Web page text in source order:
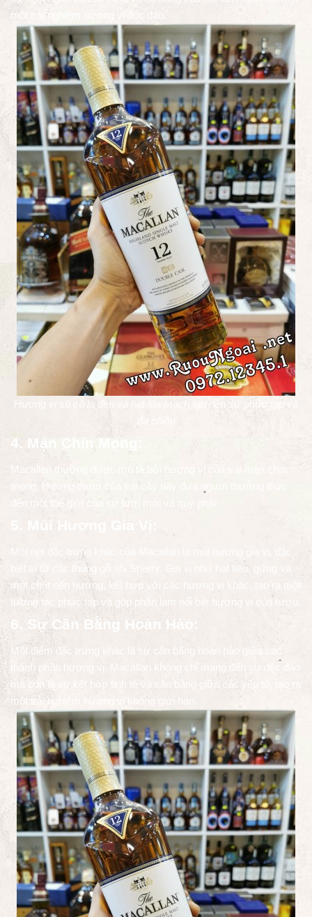
một trải nghiệm hương vị độc đáo.
Hương vị sô cô la đen và hạt lúa mạch tạo nên sự phức tạp và
4. Mận Chín Mọng:
Macallan thường được mô tả bởi hương vị của trái mận chín
mọng. Hương thơm của trái cây này đưa người thưởng thức
đến một thế giới của sự tươi mới và quý phái.
5. Mùi Hương Gia Vị:
Một nét đặc trưng khác của Macallan là mùi hương gia vị, đặc
biệt là từ các thùng gỗ sồi Sherry. Gia vị như hạt tiêu, gừng và
một chút nến hương, kết hợp với các hương vị khác, tạo ra một
tương tác phức tạp và góp phần làm nổi bật hương vị của rượu.
6. Sự Cân Bằng Hoàn Hảo:
Một điểm đặc trưng khác là sự cân bằng hoàn hảo giữa các
thành phần hương vị. Macallan không chỉ mang đến sự độc đáo
mà còn là sự kết hợp tinh tế và cân bằng giữa các yếu tố, tạo ra
một trải nghiệm hương vị không giới hạn.